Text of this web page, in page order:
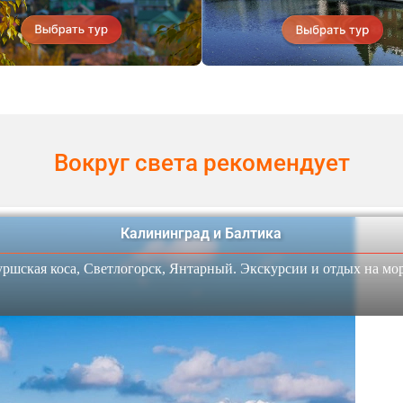
Вокруг света рекомендует
Калининград и Балтика
коса, Светлогорск, Янтарный. Экскурсии и отдых на